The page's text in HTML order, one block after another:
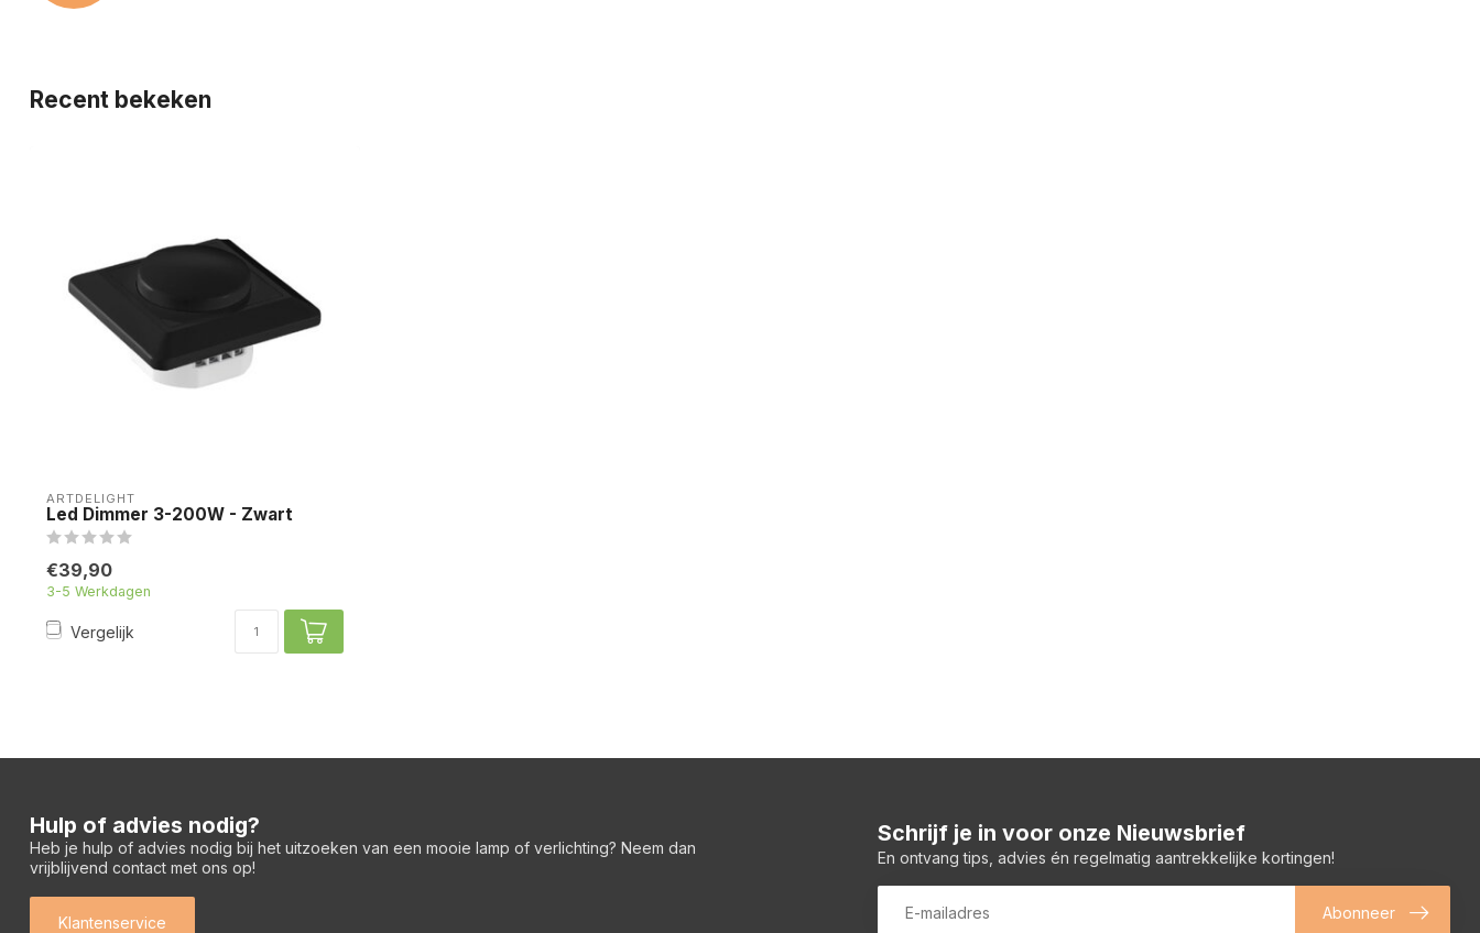
Recent bekeken
ARTDELIGHT
Led Dimmer 3-200W - Zwart
€39,90
3-5 Werkdagen
Vergelijk
Hulp of advies nodig?
Heb je hulp of advies nodig bij het uitzoeken van een mooie lamp of verlichting? Neem dan
vrijblijvend contact met ons op!
Klantenservice
Schrijf je in voor onze Nieuwsbrief
En ontvang tips, advies én regelmatig aantrekkelijke kortingen!
Abonneer